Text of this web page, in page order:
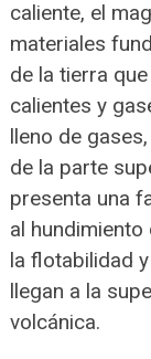
caliente, el
materiales
de la tierra
calientes y
lleno de
de la parte
presenta una
al
la flotabilidad
llegan a la
volcánica.